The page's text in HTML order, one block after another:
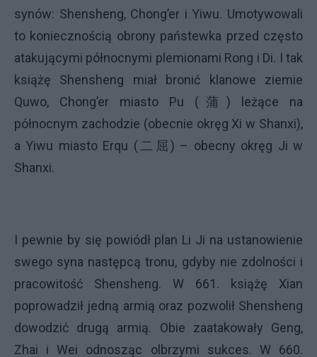
synów: Shensheng, Chong’er i Yiwu. Umotywowali
to koniecznością obrony państewka przed często
atakującymi północnymi plemionami Rong i Di. I tak
książę Shensheng miał bronić klanowe ziemie
Quwo, Chong’er miasto Pu ( 蒲)
leżące na
północnym zachodzie (obecnie okręg Xi w Shanxi),
a Yiwu miasto Erqu ( 二 屈) – obecny okręg Ji w
Shanxi.
I pewnie by się powiódł plan Li Ji na ustanowienie
swego syna następcą tronu, gdyby nie zdolności i
pracowitość Shensheng. W 661. książę Xian
poprowadził jedną armią oraz pozwolił Shensheng
dowodzić drugą armią. Obie zaatakowały Geng,
Zhai i Wei odnosząc olbrzymi sukces. W 660.